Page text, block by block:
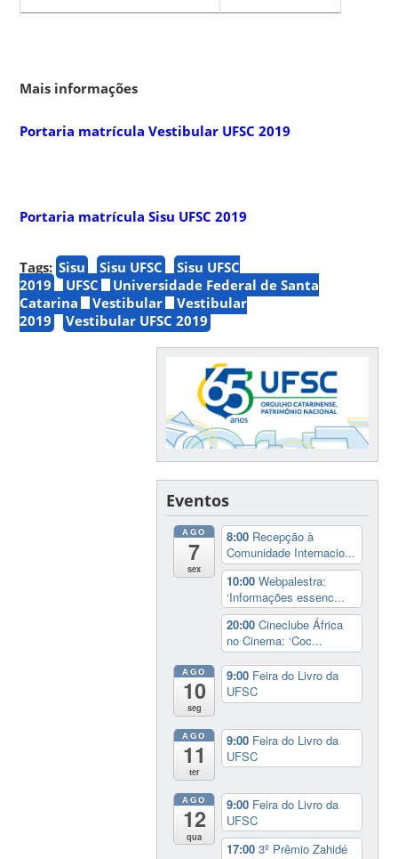
Mais informações
Portaria matrícula Vestibular UFSC 2019
Portaria matrícula Sisu UFSC 2019
Tags: Sisu Sisu UFSC
Sisu UFSC
2019
UFSC
Universidade Federal de Santa
Catarina
Vestibular
Vestibular
2019
Vestibular UFSC 2019
Eventos
AGO
7
sex
8:00 Recepção à
Comunidade Internacio...
10:00Webpalestra:
‘Informações essenc...
20:00Cineclube África
no Cinema: ‘Coc...
AGO
10
seg
9:00 Feira do Livro da
UFSC
AGO
11
ter
9:00 Feira do Livro da
UFSC
AGO
12
qua
9:00 Feira do Livro da
UFSC
17:003º Prêmio Zahidé